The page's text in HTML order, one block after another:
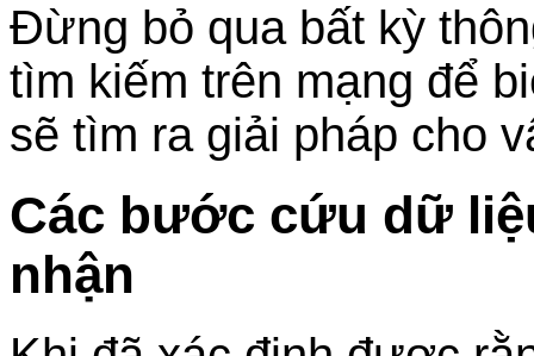
Đừng bỏ qua bất kỳ
tìm kiếm trên mạng để
sẽ tìm ra giải pháp cho
Các bước cứu dữ
nhận